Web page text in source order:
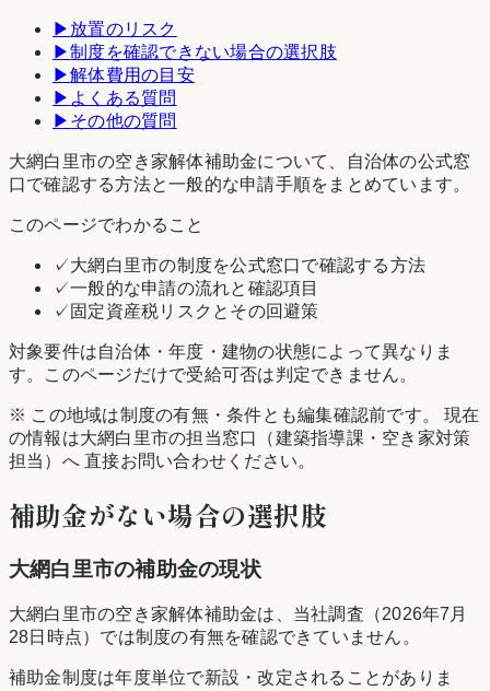
▶ 放置のリスク
▶制度を確認できない場合の選択肢
▶解体費用の目安
▶ よくある質問
▶ その他の質問
大網白里市の空き家解体補助金について、自治体の公式窓
口で確認する方法と一般的な申請手順をまとめています。
このページでわかること
✓大網白里市の制度を公式窓口で確認する方法
✓一般的な申請の流れと確認項目
✓ 固定資産税リスクとその回避策
対象要件は自治体・年度・建物の状態によって異なりま
す。このページだけで受給可否は判定できません。
※ この地域は制度の有無・条件とも編集確認前です。 現在
の情報は大網白里市の担当窓口（建築指導課・空き家対策
担当）へ 直接お問い合わせください。
補助金がない場合の選択肢
大網白里市の補助金の現状
大網白里市の空き家解体補助金は、当社調査（2026年7月
28日時点）では制度の有無を確認できていません。
補助金制度は年度単位で新設・改定されることがありま